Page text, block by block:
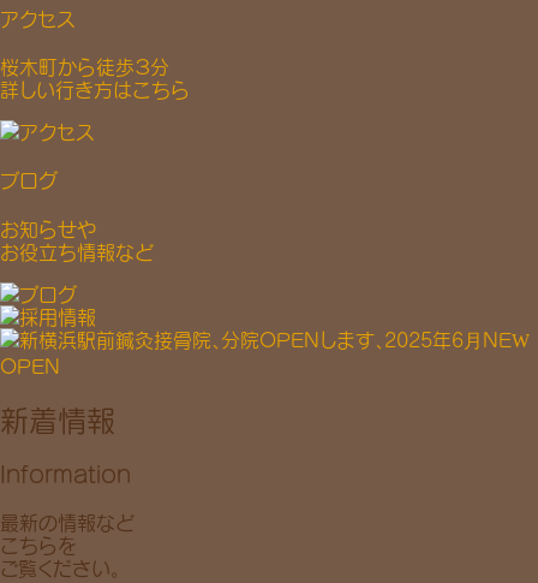
アクセス
桜木町から徒歩３分
詳しい行き方はこちら
ブログ
お知らせや
お役立ち情報など
新着情報
Information
最新の情報など
こちらを
ご覧ください。